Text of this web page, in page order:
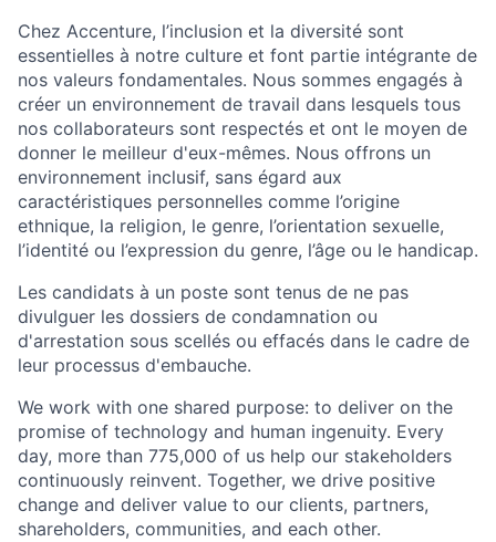
Chez Accenture, l’inclusion et la diversité sont
essentielles à notre culture et font partie intégrante de
nos valeurs fondamentales. Nous sommes engagés à
créer un environnement de travail dans lesquels tous
nos collaborateurs sont respectés et ont le moyen de
donner le meilleur d'eux-mêmes. Nous offrons un
environnement inclusif, sans égard aux
caractéristiques personnelles comme l’origine
ethnique, la religion, le genre, l’orientation sexuelle,
l’identité ou l’expression du genre, l’âge ou le handicap.
Les candidats à un poste sont tenus de ne pas
divulguer les dossiers de condamnation ou
d'arrestation sous scellés ou effacés dans le cadre de
leur processus d'embauche.
We work with one shared purpose: to deliver on the
promise of technology and human ingenuity. Every
day, more than 775,000 of us help our stakeholders
continuously reinvent. Together, we drive positive
change and deliver value to our clients, partners,
shareholders, communities, and each other.